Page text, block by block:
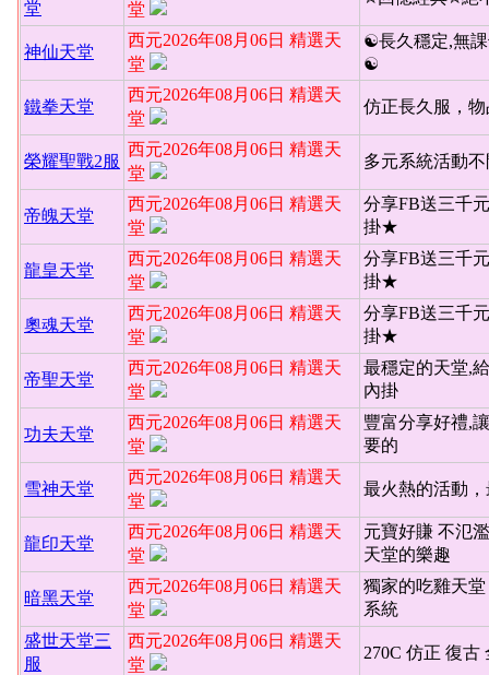
堂
堂
神仙天堂
西元2026年08月06日 精選天
堂
☯長久穩定,無
☯
鐵拳天堂
西元2026年08月06日 精選天
堂
仿正長久服，
榮耀聖戰2服
西元2026年08月06日 精選天
堂
多元系統活動
帝魄天堂
西元2026年08月06日 精選天
堂
分享FB送三千
掛★
龍皇天堂
西元2026年08月06日 精選天
堂
分享FB送三千
掛★
奧魂天堂
西元2026年08月06日 精選天
堂
分享FB送三千
掛★
帝聖天堂
西元2026年08月06日 精選天
堂
最穩定的天堂,
內掛
功夫天堂
西元2026年08月06日 精選天
堂
豐富分享好禮,
要的
雪神天堂
西元2026年08月06日 精選天
堂
最火熱的活動
龍印天堂
西元2026年08月06日 精選天
堂
元寶好賺 不氾
天堂的樂趣
暗黑天堂
西元2026年08月06日 精選天
堂
獨家的吃雞天
系統
盛世天堂三
服
西元2026年08月06日 精選天
堂
270C 仿正 復古